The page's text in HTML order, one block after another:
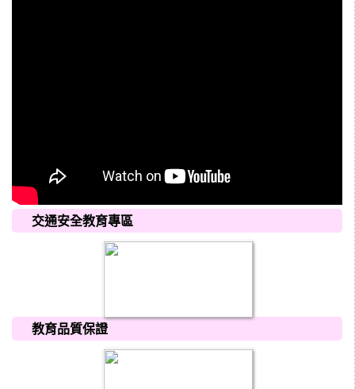
交通安全教育專區
教育品質保證